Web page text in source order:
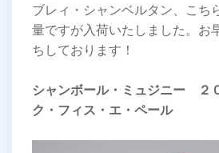
ブレィ・シャンベルタン、こち
量ですが入荷いたしました。お
ちしております！
シャンボール・ミュジニー ２
ク・フィス・エ・ペール